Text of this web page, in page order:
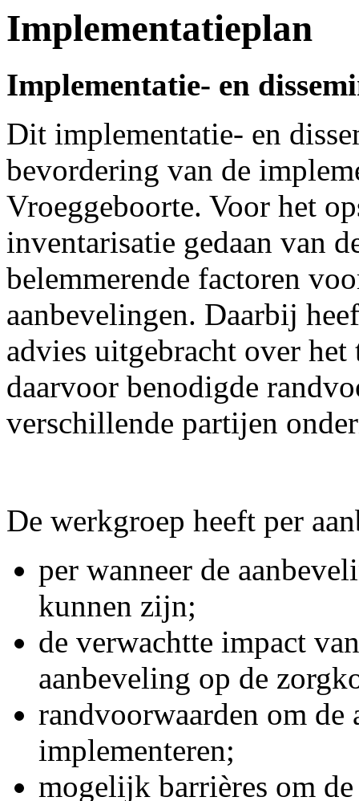
Implementatieplan
Implementatie- en
Dit implementatie- en
bevordering van de
Vroeggeboorte. Voor het
inventarisatie gedaan van
belemmerende factoren
aanbevelingen. Daarbij
advies uitgebracht over
daarvoor benodigde
verschillende partijen
De werkgroep heeft per
per wanneer de
kunnen zijn;
de verwachtte impact
aanbeveling op de
randvoorwaarden om de
implementeren;
mogelijk barrières om